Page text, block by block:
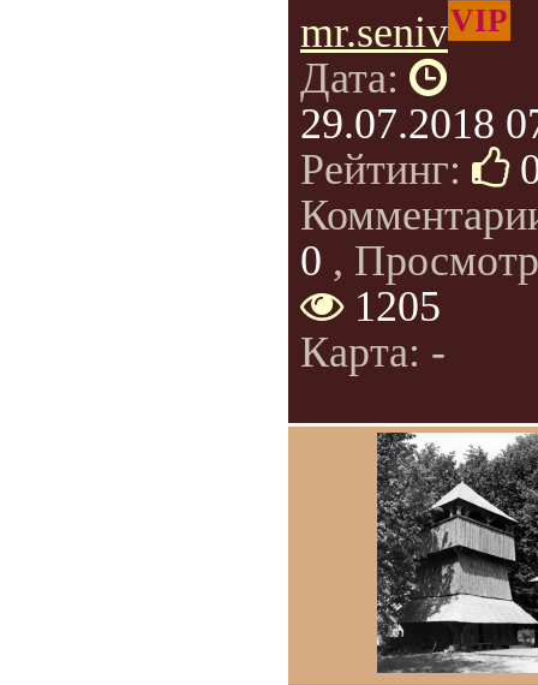
mr.senivVIP
Дата:
29.07.2018
Рейтинг:
0 ,
1205
Карта: -